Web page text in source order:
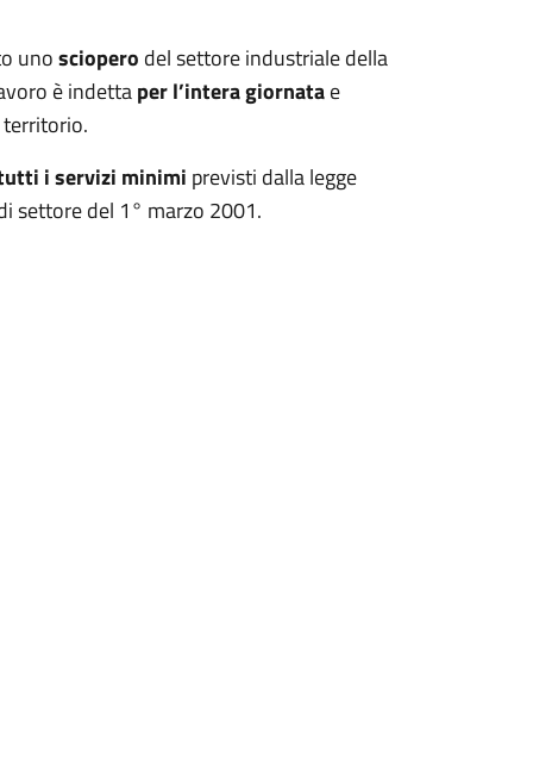
unosciopero del settore industriale della
è indettaper l’intera giornatae
i servizi minimi previsti dalla legge
settore del 1° marzo 2001.